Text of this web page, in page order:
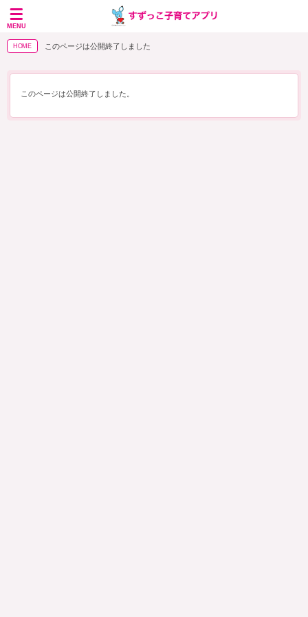
MENU
HOME このページは公開終了しました
このページは公開終了しました。